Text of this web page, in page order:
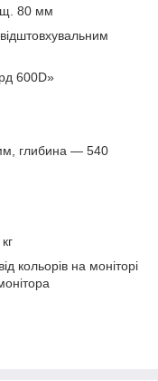
80 мм
600D»
глибина — 540
кольорів на моніторі